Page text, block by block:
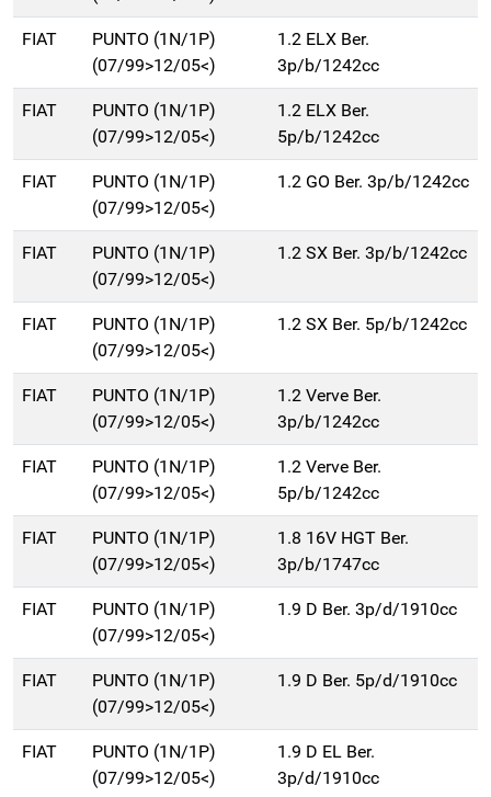
FIAT
PUNTO (1N/1P)
(07/99>12/05<)
1.2 ELX Ber.
3p/b/1242cc
FIAT
PUNTO (1N/1P)
(07/99>12/05<)
1.2 ELX Ber.
5p/b/1242cc
FIAT
PUNTO (1N/1P)
(07/99>12/05<)
1.2 GO Ber. 3p/b/1242cc
FIAT
PUNTO (1N/1P)
(07/99>12/05<)
1.2 SX Ber. 3p/b/1242cc
FIAT
PUNTO (1N/1P)
(07/99>12/05<)
1.2 SX Ber. 5p/b/1242cc
FIAT
PUNTO (1N/1P)
(07/99>12/05<)
1.2 Verve Ber.
3p/b/1242cc
FIAT
PUNTO (1N/1P)
(07/99>12/05<)
1.2 Verve Ber.
5p/b/1242cc
FIAT
PUNTO (1N/1P)
(07/99>12/05<)
1.8 16V HGT Ber.
3p/b/1747cc
FIAT
PUNTO (1N/1P)
(07/99>12/05<)
1.9 D Ber. 3p/d/1910cc
FIAT
PUNTO (1N/1P)
(07/99>12/05<)
1.9 D Ber. 5p/d/1910cc
FIAT
PUNTO (1N/1P)
(07/99>12/05<)
1.9 D EL Ber.
3p/d/1910cc